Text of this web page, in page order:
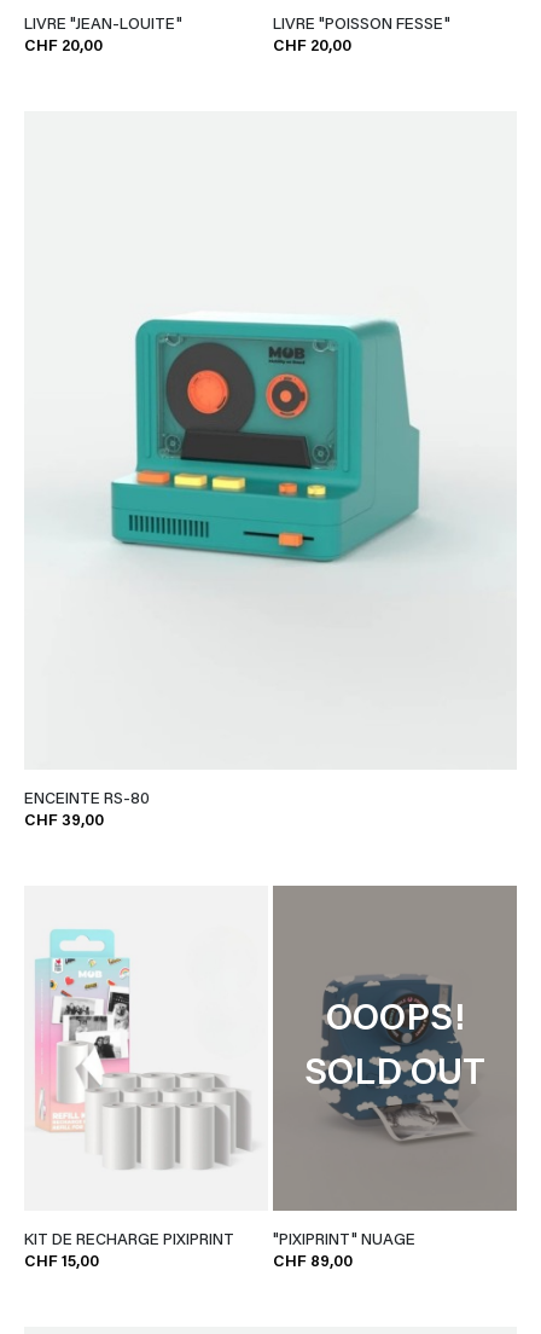
LIVRE "JEAN-LOUITE"
CHF 20,00
LIVRE "POISSON FESSE"
CHF 20,00
ENCEINTE RS-80
CHF 39,00
KIT DE RECHARGE PIXIPRINT
CHF 15,00
OOOPS!
SOLD OUT
"PIXIPRINT" NUAGE
CHF 89,00